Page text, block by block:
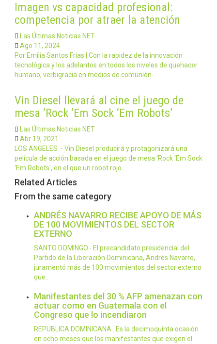
Imagen vs capacidad profesional:
competencia por atraer la atención
Las Últimas Noticias NET
Ago 11, 2024
Por Emilia Santos Frias | Con la rapidez de la innovación
tecnológica y los adelantos en todos los niveles de quehacer
humano, verbigracia en medios de comunión…
Vin Diesel llevará al cine el juego de
mesa ‘Rock ‘Em Sock ‘Em Robots’
Las Últimas Noticias NET
Abr 19, 2021
LOS ANGELES .- Vin Diesel producirá y protagonizará una
película de acción basada en el juego de mesa 'Rock 'Em Sock
'Em Robots', en el que un robot rojo…
Related Articles
From the same category
ANDRÉS NAVARRO RECIBE APOYO DE MÁS
DE 100 MOVIMIENTOS DEL SECTOR
EXTERNO
SANTO DOMINGO.- El precandidato presidencial del
Partido de la Liberación Dominicana, Andrés Navarro,
juramentó más de 100 movimientos del sector externo
que…
Manifestantes del 30 % AFP amenazan con
actuar como en Guatemala con el
Congreso que lo incendiaron
REPUBLICA DOMINICANA . Es la decimoquinta ocasión
en ocho meses que los manifestantes que exigen el